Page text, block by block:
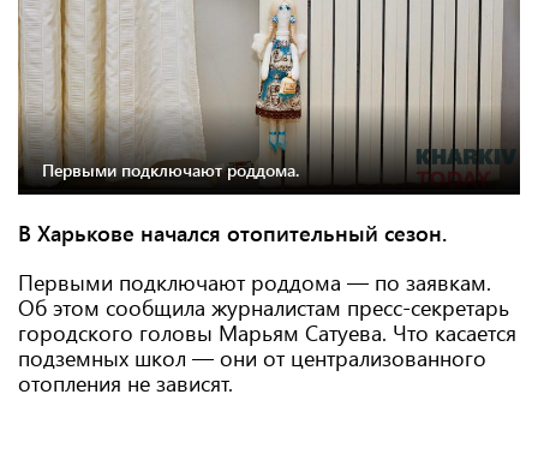
Первыми подключают роддома.
В Харькове начался отопительный сезон.
Первыми подключают роддома — по заявкам.
Об этом сообщила журналистам пресс-секретарь
городского головы Марьям Сатуева. Что касается
подземных школ — они от централизованного
отопления не зависят.